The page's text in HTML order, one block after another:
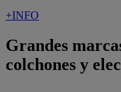
+INFO
Grandes
colchones y